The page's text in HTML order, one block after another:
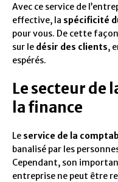
Avec ce service de
effective, la spécificité
pour vous. De cette
sur le désir des clients,
espérés.
Le secteur de
la finance
Le service de la
banalisé par les
Cependant, son
entreprise ne peut être